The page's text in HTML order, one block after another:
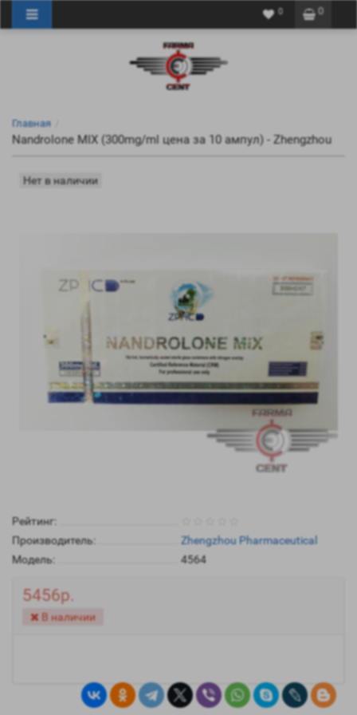
0
0
Главная
Nandrolone MIX (300mg/ml цена за 10 ампул) - Zhengzhou
Нет в наличии
Рейтинг:
Производитель:
Zhengzhou Pharmaceutical
Модель:
4564
5456р.
В наличии